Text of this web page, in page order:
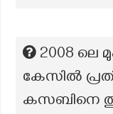
2008 ലെ
കേസിൽ
കസബിനെ